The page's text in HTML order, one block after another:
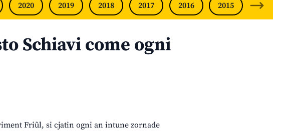
2020 2019 2018 2017 2016 2015 2014
Schiavi come ogni
Friûl, si cjatin ogni an intune zornade